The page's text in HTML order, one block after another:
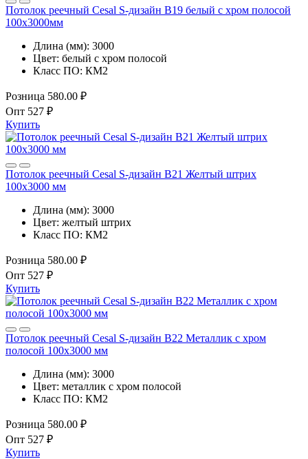
Потолок реечный Cesal S-дизайн B19 белый с хром полосой
100х3000мм
Длина (мм): 3000
Цвет: белый с хром полосой
Класс ПО: КМ2
Розница 580.00 ₽
Опт 527 ₽
Купить
Потолок реечный Cesal S-дизайн B21 Желтый штрих
100х3000 мм
Длина (мм): 3000
Цвет: желтый штрих
Класс ПО: КМ2
Розница 580.00 ₽
Опт 527 ₽
Купить
Потолок реечный Cesal S-дизайн B22 Металлик с хром
полосой 100х3000 мм
Длина (мм): 3000
Цвет: металлик с хром полосой
Класс ПО: КМ2
Розница 580.00 ₽
Опт 527 ₽
Купить